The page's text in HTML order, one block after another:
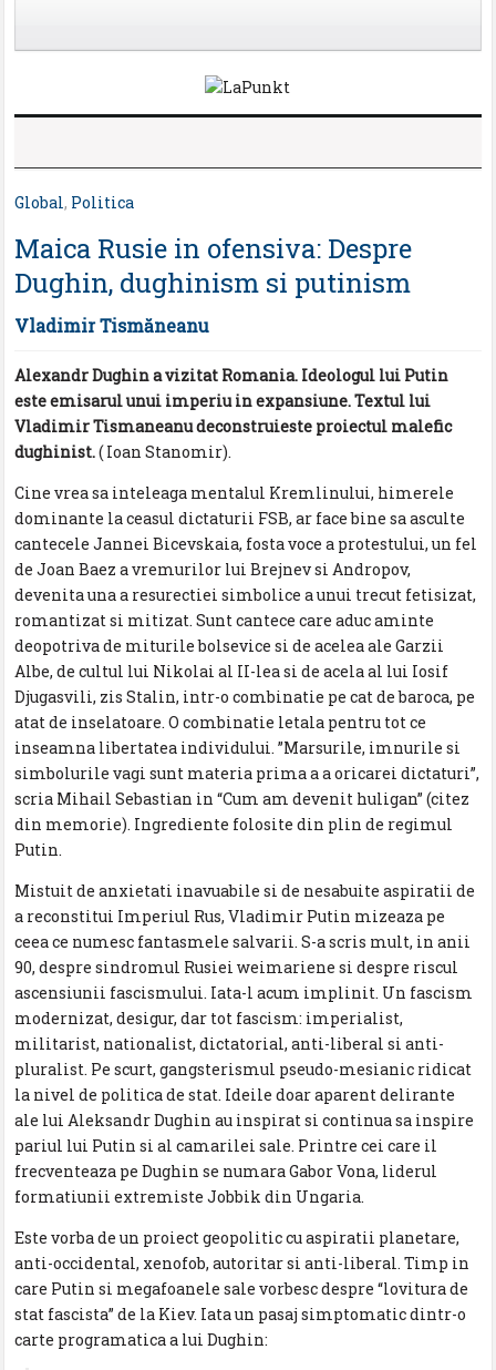
Global, Politica
Maica Rusie in ofensiva: Despre
Dughin, dughinism si putinism
Vladimir Tismăneanu
Alexandr Dughin a vizitat Romania. Ideologul lui Putin
este emisarul unui imperiu in expansiune. Textul lui
Vladimir Tismaneanu deconstruieste proiectul malefic
dughinist.( Ioan Stanomir).
Cine vrea sa inteleaga mentalul Kremlinului, himerele
dominante la ceasul dictaturii FSB, ar face bine sa asculte
cantecele Jannei Bicevskaia, fosta voce a protestului, un fel
de Joan Baez a vremurilor lui Brejnev si Andropov,
devenita una a resurectiei simbolice a unui trecut fetisizat,
romantizat si mitizat. Sunt cantece care aduc aminte
deopotriva de miturile bolsevice si de acelea ale Garzii
Albe, de cultul lui Nikolai al II-lea si de acela al lui Iosif
Djugasvili, zis Stalin, intr-o combinatie pe cat de baroca, pe
atat de inselatoare. O combinatie letala pentru tot ce
inseamna libertatea individului. ”Marsurile, imnurile si
simbolurile vagi sunt materia prima a a oricarei dictaturi”,
scria Mihail Sebastian in “Cum am devenit huligan” (citez
din memorie). Ingrediente folosite din plin de regimul
Putin.
Mistuit de anxietati inavuabile si de nesabuite aspiratii de
a reconstitui Imperiul Rus, Vladimir Putin mizeaza pe
ceea ce numesc fantasmele salvarii. S-a scris mult, in anii
90, despre sindromul Rusiei weimariene si despre riscul
ascensiunii fascismului. Iata-l acum implinit. Un fascism
modernizat, desigur, dar tot fascism: imperialist,
militarist, nationalist, dictatorial, anti-liberal si anti-
pluralist. Pe scurt, gangsterismul pseudo-mesianic ridicat
la nivel de politica de stat. Ideile doar aparent delirante
ale lui Aleksandr Dughin au inspirat si continua sa inspire
pariul lui Putin si al camarilei sale. Printre cei care il
frecventeaza pe Dughin se numara Gabor Vona, liderul
formatiunii extremiste Jobbik din Ungaria.
Este vorba de un proiect geopolitic cu aspiratii planetare,
anti-occidental, xenofob, autoritar si anti-liberal. Timp in
care Putin si megafoanele sale vorbesc despre “lovitura de
stat fascista” de la Kiev. Iata un pasaj simptomatic dintr-o
carte programatica a lui Dughin: